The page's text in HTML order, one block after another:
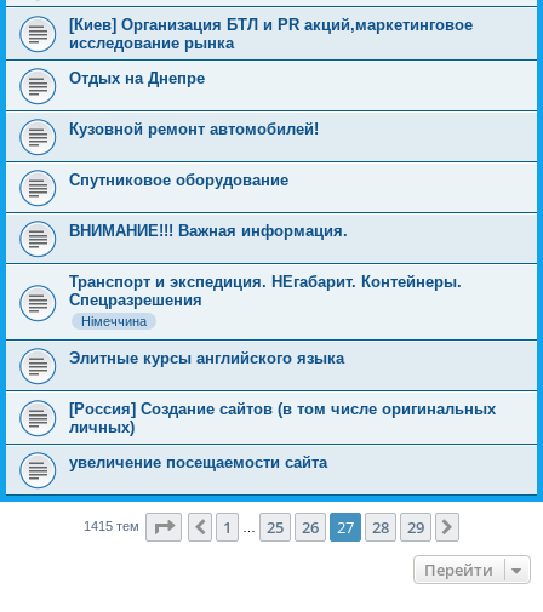
[Киев] Организация БТЛ и PR акций,маркетинговое
исследование рынка
Отдых на Днепре
Кузовной ремонт автомобилей!
Спутниковое оборудование
ВНИМАНИЕ!!! Важная информация.
Транспорт и экспедиция. НЕгабарит. Контейнеры.
Спецразрешения
Німеччина
Элитные курсы английского языка
[Россия] Создание сайтов (в том числе оригинальных
личных)
увеличение посещаемости сайта
1415 тем Сторінка27 з29
Поперед.
1 25 26 27 28 29
Перейти